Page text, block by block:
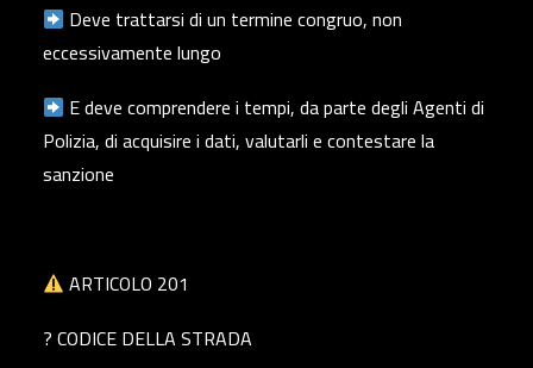
Deve trattarsi di un termine congruo, non
eccessivamente lungo
E deve comprendere i tempi, da parte degli Agenti di
Polizia, di acquisire i dati, valutarli e contestare la
sanzione
ARTICOLO 201
? CODICE DELLA STRADA